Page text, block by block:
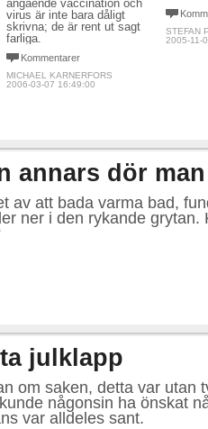
angående vaccination och
virus är inte bara dåligt
skrivna; de är rent ut sagt
farliga.
Kommentarer
MICHAEL KARNERFORS
2006-03-07 16:49:00
STEFAN
2005-11-
annars dör man
av att bada varma bad,
ner i den rykande grytan.
julklapp
om saken, detta var utan
någonsin ha önskat
var alldeles sant.